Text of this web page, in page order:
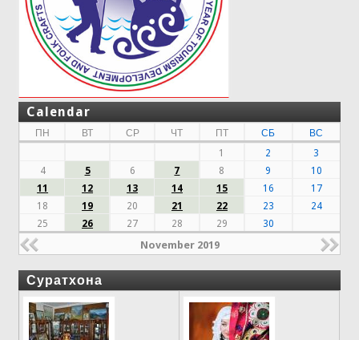
Calendar
ПН ВТ СР ЧТ ПТ СБ
ВС
1
2
3
4
5 6 7 8 9
10
11
12 13 14 15 16
17
18
19 20 21 22 23
24
25
26 27 28 29 30
November 2019
Суратхона